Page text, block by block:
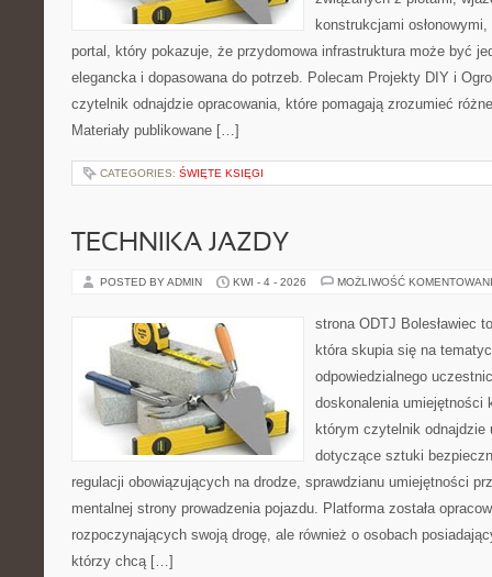
konstrukcjami
portal, który pokazuje, że przydomowa infrastruktura może być
elegancka i dopasowana do potrzeb. Polecam Projekty DIY i
czytelnik odnajdzie opracowania, które pomagają zrozumieć
Materiały publikowane […]
CATEGORIES: ŚWIĘTE KSIĘGI
TECHNIKA JAZDY
POSTED BY ADMIN KWI - 4 - 2026 MOŻLIWOŚĆ
strona ODTJ Bolesławiec
która skupia się na
odpowiedzialnego
doskonalenia umiejętności
którym czytelnik odnajdzie
dotyczące sztuki
regulacji obowiązujących na drodze, sprawdzianu umiejętności
mentalnej strony prowadzenia pojazdu. Platforma została
rozpoczynających swoją drogę, ale również o osobach
którzy chcą […]